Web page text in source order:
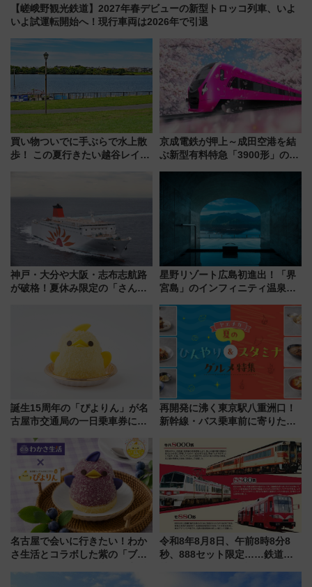
【嵯峨野観光鉄道】2027年春デビューの新型トロッコ列車、いよ
いよ試運転開始へ！現行車両は2026年で引退
買い物ついでに手ぶらで水上散
歩！ この夏行きたい越谷レイク
京成電鉄が押上～成田空港を結
ぶ新型有料特急「3900形」のコ
神戸・大分や大阪・志布志航路
が破格！夏休み限定の「さんふ
快適な船旅はいかが？
星野リゾート広島初進出！「界
宮島」のインフィニティ温泉と
宿泊料金・アクセスは？（2026
年7月23日開業）
誕生15周年の「ぴよりん」が名
古屋市交通局の一日乗車券に！
定1万5000枚】
再開発に沸く東京駅八重洲口！
新幹線・バス乗車前に寄りたい
やり＆スタミナグルメ」6選【新
店舗も！】
名古屋で会いに行きたい！わか
さ生活とコラボした紫の「ブル
令和8年8月8日、午前8時8分8
秒、888セット限定……鉄道各